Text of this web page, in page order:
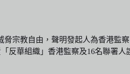
宗教自由，聲明發起人為香港監
「反華組織」香港監察及16名聯署人